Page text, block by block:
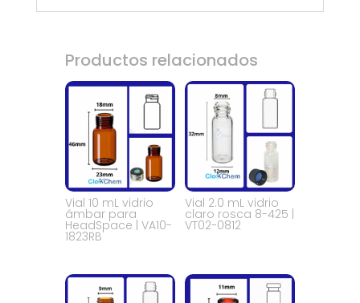
Productos relacionados
Vial 10 mL vidrio
ámbar para
HeadSpace | VA10-
1823RB
Vial 2.0 mL vidrio
claro rosca 8-425 |
VT02-0812